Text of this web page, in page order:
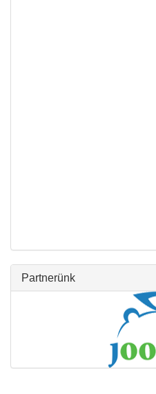
Partnerünk